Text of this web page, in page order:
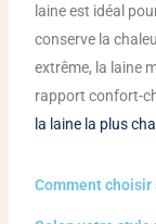
laine est idéal
conserve la
extrême, la laine
rapport confort-
la laine la plus
Comment choisir